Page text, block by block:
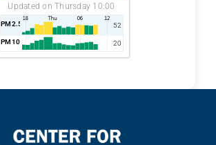
Updated on Thursday 10:00
PM2.5 AQI 52
PM10 AQI 20